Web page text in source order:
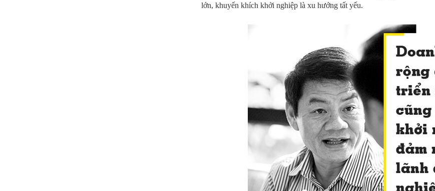
lớn, khuyến khích khởi nghiệp là xu hướng tất yếu.